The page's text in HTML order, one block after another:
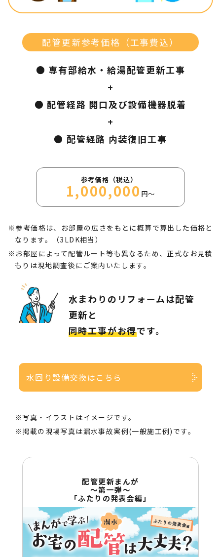
配管更新参考価格（工事費込）
● 専有部給水・給湯配管更新工事
+
● 配管経路 開口及び設備機器脱着
+
● 配管経路 内装復旧工事
参考価格（税込）
1,000,000 円～
※参考価格は、お部屋の広さをもとに概算で算出した価格と
なります。（3LDK相当）
※お部屋によって配管ルート等も異なるため、正式なお見積
もりは現地調査後にご案内いたします。
水まわりのリフォームは配管
更新と
同時工事がお得です。
水回り設備交換はこちら
※写真・イラストはイメージです。
※掲載の現場写真は漏水事故実例(一般施工例)です。
配管更新まんが
～第一弾～
「ふたりの発表会編」